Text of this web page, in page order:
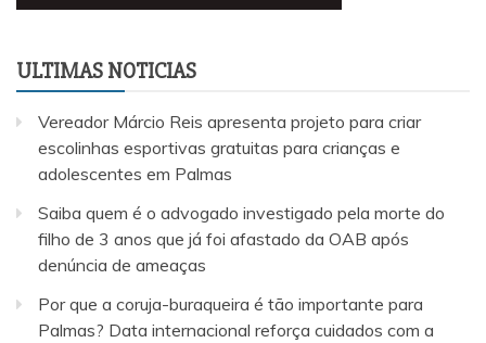
ULTIMAS NOTICIAS
Vereador Márcio Reis apresenta projeto para criar
escolinhas esportivas gratuitas para crianças e
adolescentes em Palmas
Saiba quem é o advogado investigado pela morte do
filho de 3 anos que já foi afastado da OAB após
denúncia de ameaças
Por que a coruja-buraqueira é tão importante para
Palmas? Data internacional reforça cuidados com a